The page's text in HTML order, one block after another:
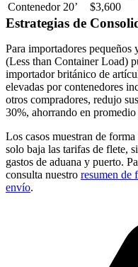
Contenedor 20’
$3,600
Estrategias de
Para importadores pequeños
(Less than Container Load)
importador británico de
elevadas por contenedores
otros compradores, redujo
30%, ahorrando en promedio
Los casos muestran de
solo baja las tarifas de flete,
gastos de aduana y puerto.
consulta nuestro resumen de
envío.